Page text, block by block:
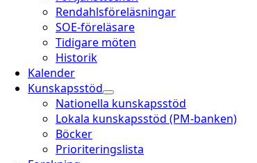
Rendahlsföreläsningar
SOE-föreläsare
Tidigare möten
Historik
Kalender
Kunskapsstöd
Nationella kunskapsstöd
Lokala kunskapsstöd (PM-banken)
Böcker
Prioriteringslista